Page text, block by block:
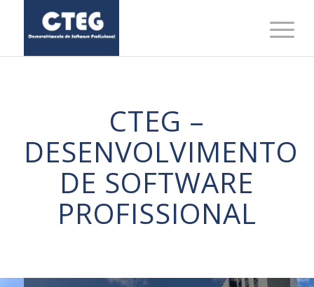
CTEG –
DESENVOLVIMENTO
DE SOFTWARE
PROFISSIONAL